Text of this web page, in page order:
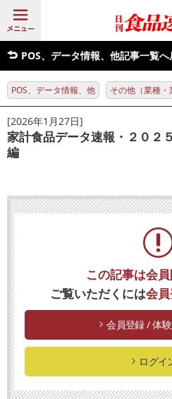
POS、データ情報、他記事一覧へ
POS、データ情報、他 その他（業種・
[2026年1月27日]
家計食品データ速報・２０２
編
この記事は会員
ご覧いただくには会
会員登録 / 体
ログイ